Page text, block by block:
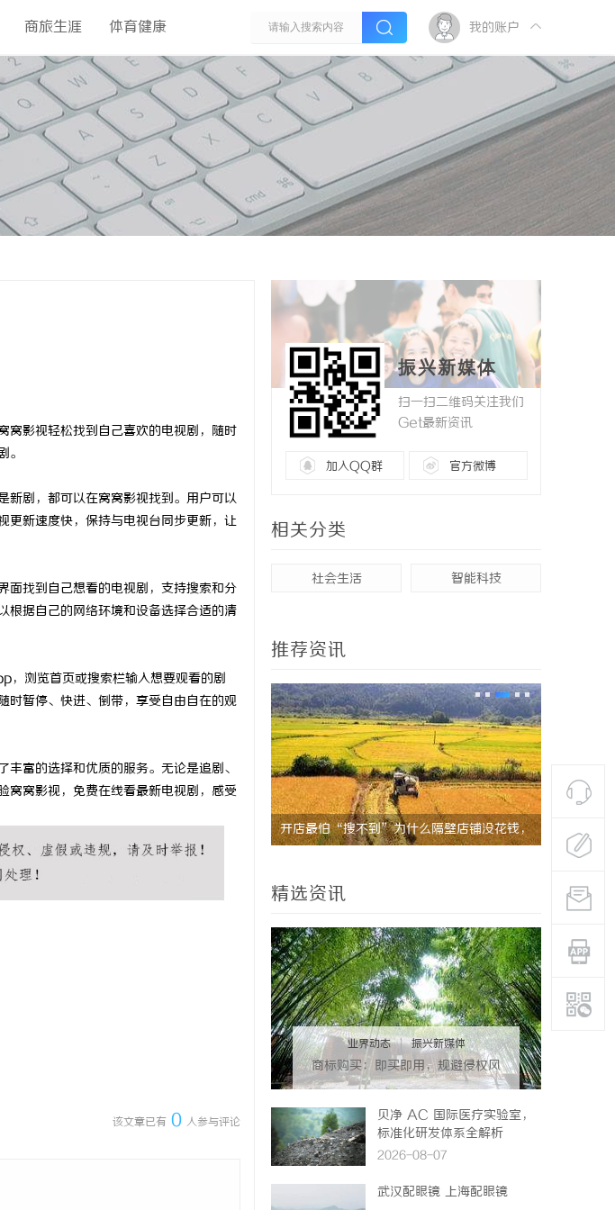
商旅生涯 体育健康 我的账户
窝影视轻松找到自己喜欢的电视剧，随时
。
新剧，都可以在窝窝影视找到。用户可以
更新速度快，保持与电视台同步更新，让
面找到自己想看的电视剧，支持搜索和分
根据自己的网络环境和设备选择合适的清
，浏览首页或搜索栏输入想要观看的剧
时暂停、快进、倒带，享受自由自在的观
富的选择和优质的服务。无论是追剧、
窝窝影视，免费在线看最新电视剧，感受
该文章已有 0 人参与评论
振兴新媒体
扫一扫二维码关注我们
Get最新资讯
加入QQ群 官方微博
相关分类
社会生活 智能科技
推荐资讯
2026年冷藏轻卡怎么选？奥铃极电/金奥铃冷
链运输的降本增效最优解
开店最怕“搜不到”为什么隔壁店铺没花钱， 打造温馨
精选资讯
业界动态 | 振兴新媒体
商标购买：即买即用，规避侵权风
险
贝净 AC 国际医疗实验室，
标准化研发体系全解析
2026-08-07
武汉配眼镜 上海配眼镜